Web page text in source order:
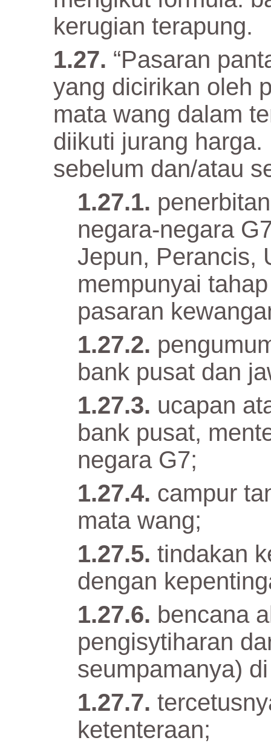
kerugian terapung.
“Pasaran
yang dicirikan oleh
mata wang dalam
diikuti jurang
sebelum dan/atau
negara-negara
Jepun, Perancis,
mempunyai
pasaran
bank pusat dan
ucapan
bank pusat,
negara G7;
campur
mata wang;
tindakan
dengan
bencana
pengisytiharan
seumpamanya)
ketenteraan;